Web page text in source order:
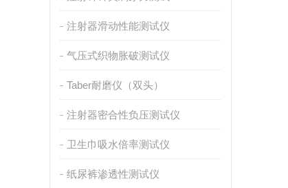
注射器滑动性能测试仪
气压式织物胀破测试仪
Taber耐磨仪（双头）
注射器密合性负压测试仪
卫生巾吸水倍率测试仪
纸尿裤渗透性测试仪